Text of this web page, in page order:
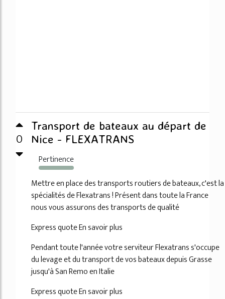
0
Transport de bateaux au départ de
Nice - FLEXATRANS
Pertinence
179%
Mettre en place des transports routiers de bateaux, c'est la
spécialités de Flexatrans ! Présent dans toute la France
nous vous assurons des transports de qualité
Express quote En savoir plus
Pendant toute l'année votre serviteur Flexatrans s'occupe
du levage et du transport de vos bateaux depuis Grasse
jusqu'à San Remo en Italie
Express quote En savoir plus